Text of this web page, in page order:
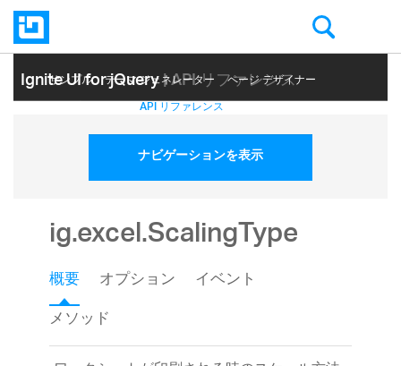
Ignite UI for jQuery| API リファレンス
サンプル テーマ ジェネレーター ページ デザイナー
ヘルプ トピック API リファレンス
ナビゲーションを表示
ig.excel.ScalingType
概要 オプション
イベント
メソッド